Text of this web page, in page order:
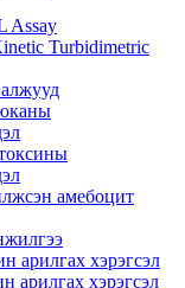
Assay
Turbidimetric
амебоцит
арилгах хэрэгсэл
арилгах хэрэгсэл